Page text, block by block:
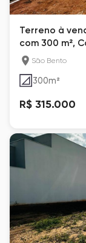
Terreno à
com 300 m²,
São Bento
300m²
R$ 315.000